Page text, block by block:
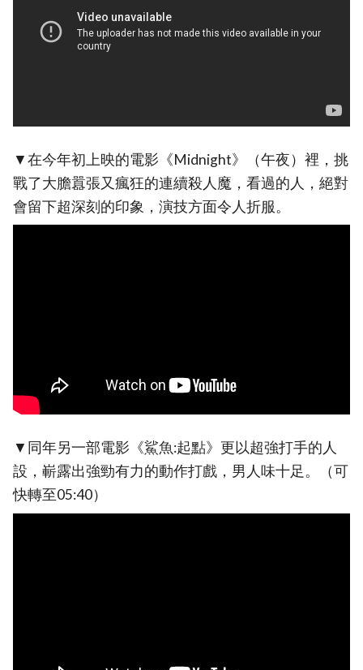
▼在今年初上映的電影《Midnight》（午夜）裡，挑
戰了大膽囂張又瘋狂的連續殺人魔，看過的人，絕對
會留下超深刻的印象，演技方面令人折服。
▼同年另一部電影《鯊魚:起點》更以超強打手的人
設，嶄露出強勁有力的動作打戲，男人味十足。（可
快轉至05:40）